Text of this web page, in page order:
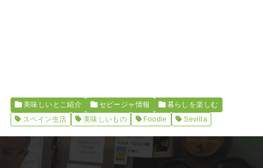
美味しいとこ紹介 セビージャ情報
暮らしを楽しむ
スペイン生活
美味しいもの Foodie Sevilla